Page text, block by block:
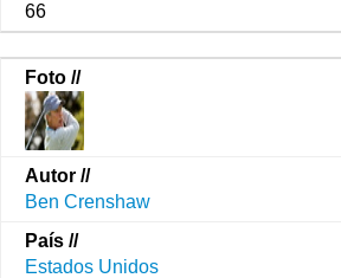
66
Ben Crenshaw
Estados Unidos